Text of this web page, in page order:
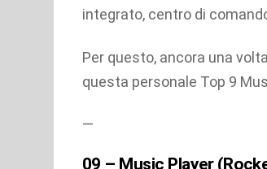
integrato, centro di
Per questo, ancora una
questa personale Top 9
—
09 – Music Player